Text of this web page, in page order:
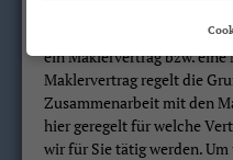
transparent für Sie.
ein Maklervertrag bzw.
Maklervertrag regelt die
Zusammenarbeit mit den
hier geregelt für welche
wir für Sie tätig werden. Um